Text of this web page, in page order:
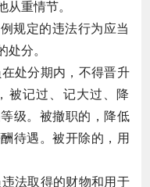
从重情节。
规定的违法行为应当
处分。
处分期内，不得晋升
被记过、记大过、降
级。被撤职的，降低
待遇。被开除的，用
法取得的财物和用于